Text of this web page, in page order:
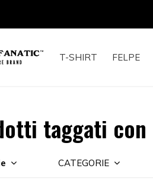
T-SHIRT FELPE
taggati con
CATEGORIE